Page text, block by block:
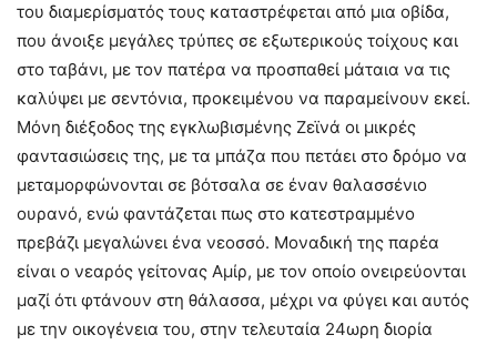
του διαμερίσματός τους καταστρέφεται από μια οβίδα,
που άνοιξε μεγάλες τρύπες σε εξωτερικούς τοίχους και
στο ταβάνι, με τον πατέρα να προσπαθεί μάταια να τις
καλύψει με σεντόνια, προκειμένου να παραμείνουν εκεί.
Μόνη διέξοδος της εγκλωβισμένης Ζεϊνά οι μικρές
φαντασιώσεις της, με τα μπάζα που πετάει στο δρόμο να
μεταμορφώνονται σε βότσαλα σε έναν θαλασσένιο
ουρανό, ενώ φαντάζεται πως στο κατεστραμμένο
πρεβάζι μεγαλώνει ένα νεοσσό. Μοναδική της παρέα
είναι ο νεαρός γείτονας Αμίρ, με τον οποίο ονειρεύονται
μαζί ότι φτάνουν στη θάλασσα, μέχρι να φύγει και αυτός
με την οικογένεια του, στην τελευταία 24ωρη διορία